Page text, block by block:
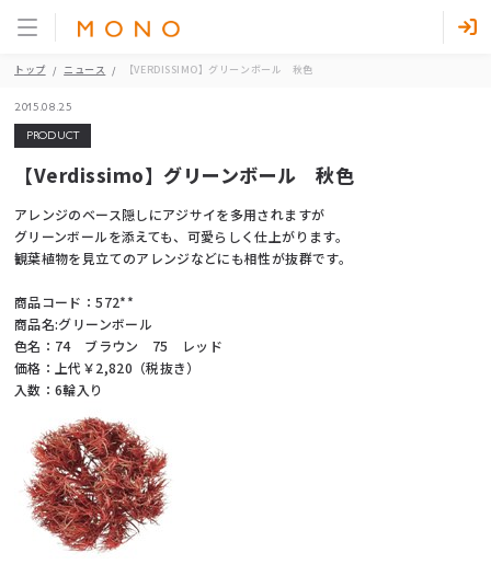
トップ ニュース 【VERDISSIMO】グリーンボール 秋色
2015.08.25
PRODUCT
【Verdissimo】グリーンボール 秋色
アレンジのベース隠しにアジサイを多用されますが
グリーンボールを添えても、可愛らしく仕上がります。
観葉植物を見立てのアレンジなどにも相性が抜群です。
商品コード：572**
商品名:グリーンボール
色名：74 ブラウン 75 レッド
価格：上代￥2,820（税抜き）
入数：6輪入り